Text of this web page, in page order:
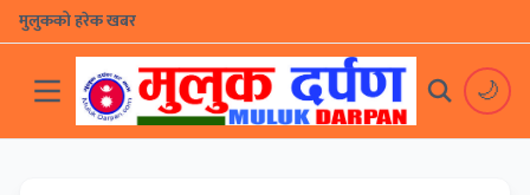
मुलुकको हरेक खबर
🌙